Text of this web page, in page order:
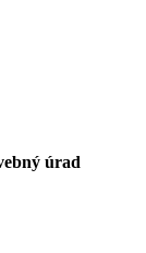
úrad